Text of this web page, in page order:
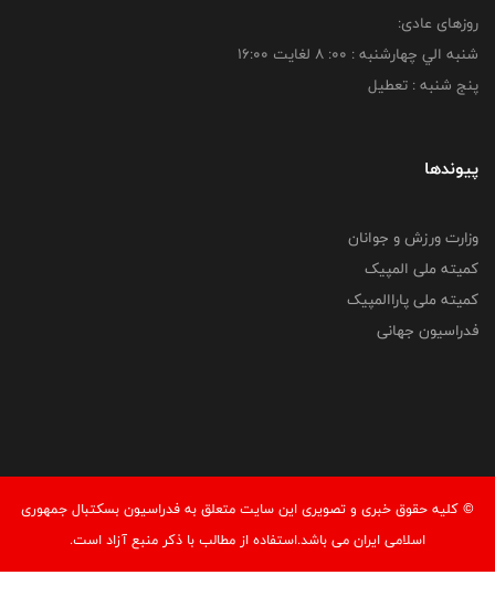
روزهای عادی:
شنبه الي چهارشنبه : 00: 8 لغايت 16:00
پنج شنبه : تعطیل
پیوندها
وزارت ورزش و جوانان
کمیته ملی المپیک
کمیته ملی پاراالمپیک
فدراسیون جهانی
© کليه حقوق خبری و تصويری اين سايت متعلق به فدراسیون بسکتبال جمهوری
اسلامی ایران می باشد.استفاده از مطالب با ذكر منبع آزاد است.